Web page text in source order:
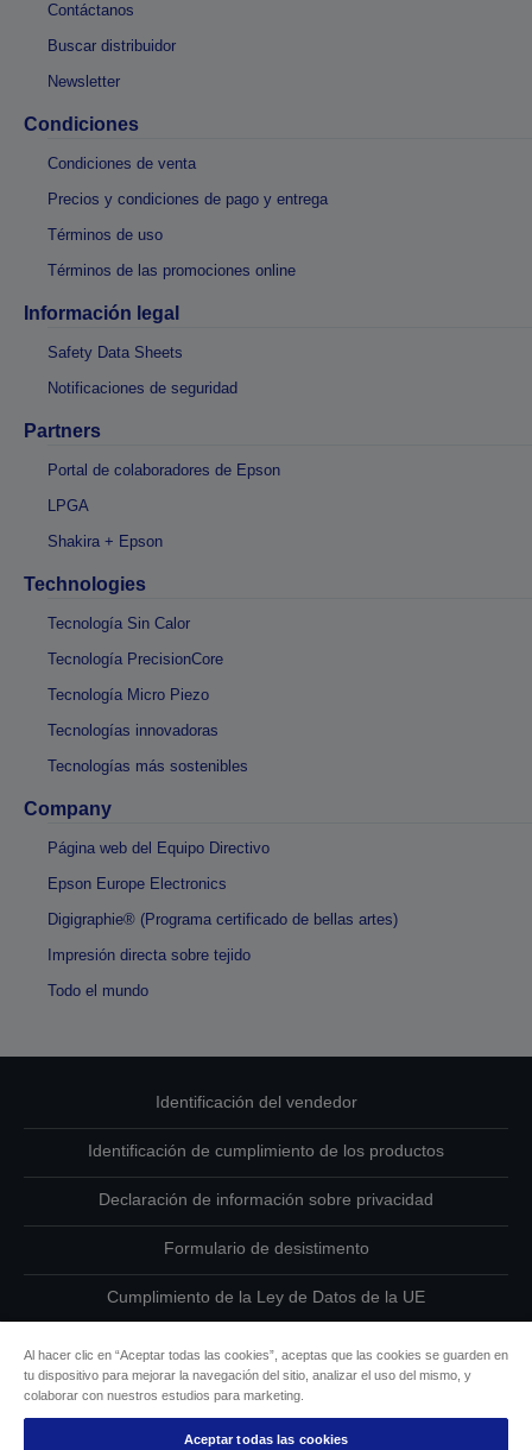
Contáctanos
Buscar distribuidor
Newsletter
Condiciones
Condiciones de venta
Precios y condiciones de pago y entrega
Términos de uso
Términos de las promociones online
Información legal
Safety Data Sheets
Notificaciones de seguridad
Partners
Portal de colaboradores de Epson
LPGA
Shakira + Epson
Technologies
Tecnología Sin Calor
Tecnología PrecisionCore
Tecnología Micro Piezo
Tecnologías innovadoras
Tecnologías más sostenibles
Company
Página web del Equipo Directivo
Epson Europe Electronics
Digigraphie® (Programa certificado de bellas artes)
Impresión directa sobre tejido
Todo el mundo
Identificación del vendedor
Identificación de cumplimiento de los productos
Declaración de información sobre privacidad
Formulario de desistimento
Cumplimiento de la Ley de Datos de la UE
Información sobre cookies
Compromiso de accesibilidad de Epson
Al hacer clic en “Aceptar todas las cookies”, aceptas que las cookies se guarden en
tu dispositivo para mejorar la navegación del sitio, analizar el uso del mismo, y
colaborar con nuestros estudios para marketing.
Aceptar todas las cookies